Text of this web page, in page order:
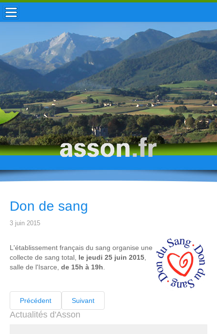
ACCUEIL / INFOS
MUNICIPALITÉ
VIE LOCALE
ENFANCE
TOURISME
HISTOIRE
Don de sang
3 juin 2015
L'établissement français du sang organise une
collecte de sang total, le jeudi 25 juin 2015
salle de l'Isarce, de 15h à 19h
Précédent Suivant
Actualités d'Asson